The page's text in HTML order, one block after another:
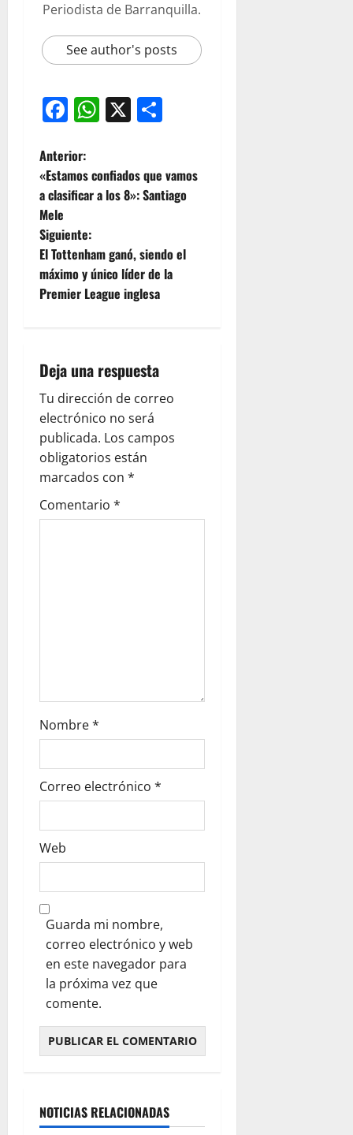
Periodista de Barranquilla.
See author's posts
Facebook
WhatsApp
X
Anterior:
«Estamos confiados que vamos
a clasificar a los 8»: Santiago
Mele
Siguiente:
El Tottenham ganó, siendo el
máximo y único líder de la
Premier League inglesa
Deja una respuesta
Tu dirección de correo
electrónico no será
publicada. Los campos
obligatorios están
marcados con *
Comentario *
Nombre*
Correo electrónico *
Web
Guarda mi nombre,
correo electrónico y web
en este navegador para
la próxima vez que
comente.
NOTICIAS RELACIONADAS